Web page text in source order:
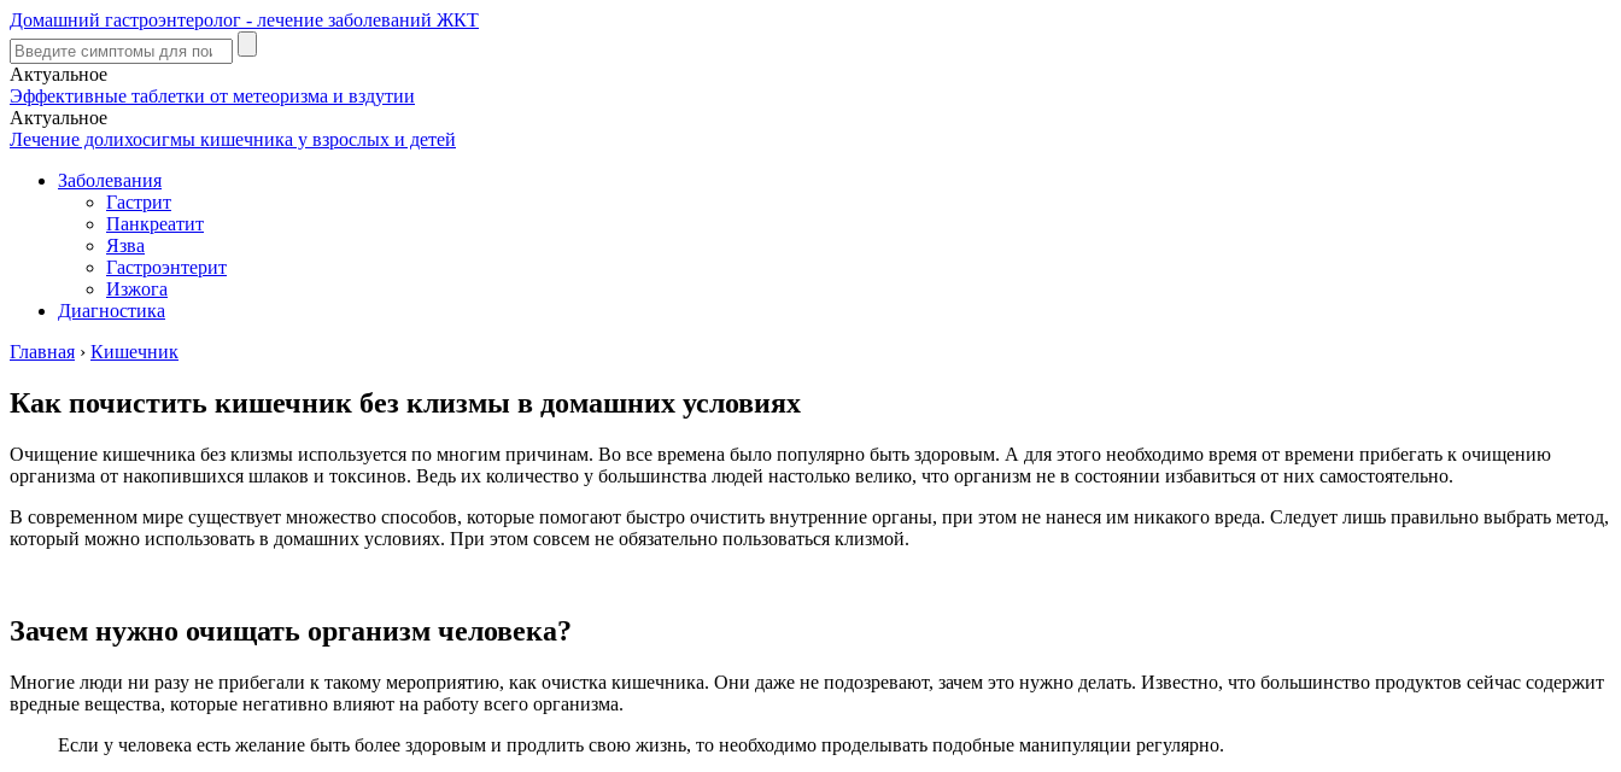
Домашний гастроэнтеролог - лечение заболеваний ЖКТ
Актуальное
Эффективные таблетки от метеоризма и вздутии
Актуальное
Лечение долихосигмы кишечника у взрослых и детей
Заболевания
Гастрит
Панкреатит
Язва
Гастроэнтерит
Изжога
Диагностика
Главная › Кишечник
Как почистить кишечник без клизмы в домашних условиях
Очищение кишечника без клизмы используется по многим причинам. Во все времена было популярно быть здоровым. А для этого необходимо время от времени прибегать к очищению
организма от накопившихся шлаков и токсинов. Ведь их количество у большинства людей настолько велико, что организм не в состоянии избавиться от них самостоятельно.
В современном мире существует множество способов, которые помогают быстро очистить внутренние органы, при этом не нанеся им никакого вреда. Следует лишь правильно выбрать метод,
который можно использовать в домашних условиях. При этом совсем не обязательно пользоваться клизмой.
Зачем нужно очищать организм человека?
Многие люди ни разу не прибегали к такому мероприятию, как очистка кишечника. Они даже не подозревают, зачем это нужно делать. Известно, что большинство продуктов сейчас содержит
вредные вещества, которые негативно влияют на работу всего организма.
Если у человека есть желание быть более здоровым и продлить свою жизнь, то необходимо проделывать подобные манипуляции регулярно.